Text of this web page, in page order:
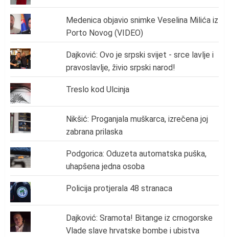
Medenica objavio snimke Veselina Milića iz
Porto Novog (VIDEO)
Dajković: Ovo je srpski svijet - srce lavlje i
pravoslavlje, živio srpski narod!
Treslo kod Ulcinja
Nikšić: Proganjala muškarca, izrečena joj
zabrana prilaska
Podgorica: Oduzeta automatska puška,
uhapšena jedna osoba
Policija protjerala 48 stranaca
Dajković: Sramota! Bitange iz crnogorske
Vlade slave hrvatske bombe i ubistva